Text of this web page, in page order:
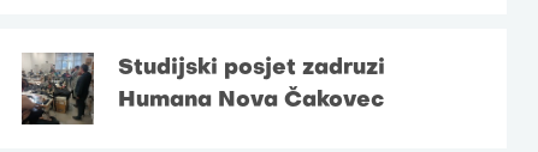
Studijski posjet zadruzi
Humana Nova Čakovec